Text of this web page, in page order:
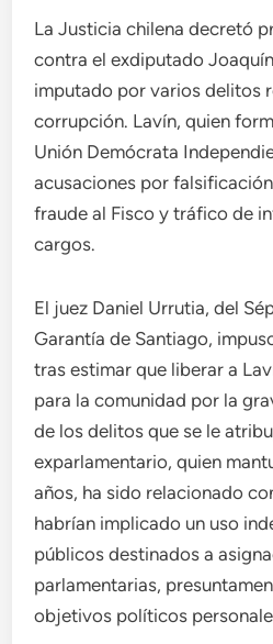
La Justicia chilena decretó
contra el exdiputado
imputado por varios delitos
corrupción. Lavín, quien
Unión Demócrata
acusaciones por
fraude al Fisco y tráfico de
cargos.
El juez Daniel Urrutia, del
Garantía de Santiago,
tras estimar que liberar a
para la comunidad por la
de los delitos que se le
exparlamentario, quien
años, ha sido relacionado
habrían implicado un uso
públicos destinados a
parlamentarias,
objetivos políticos